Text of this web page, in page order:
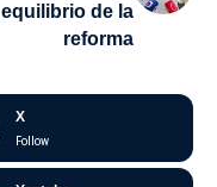
equilibrio de la
reforma
X
Follow